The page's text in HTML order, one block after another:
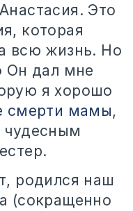
Это
которая
всю жизнь. Но
Он дал мне
я хорошо
смерти мамы,
чудесным
родился наш
(сокращенно